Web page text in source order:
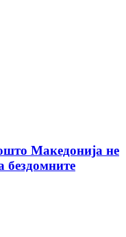
Македонија не
бездомните